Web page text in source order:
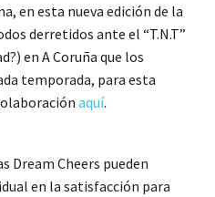
en esta nueva edición de la
derretidos ante el “T.N.T”
en A Coruña que los
temporada, para esta
aquí.
Dream Cheers pueden
en la satisfacción para